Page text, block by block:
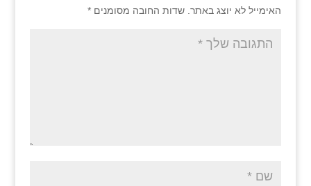
האימייל לא יוצג באתר. שדות החובה מסומנים *